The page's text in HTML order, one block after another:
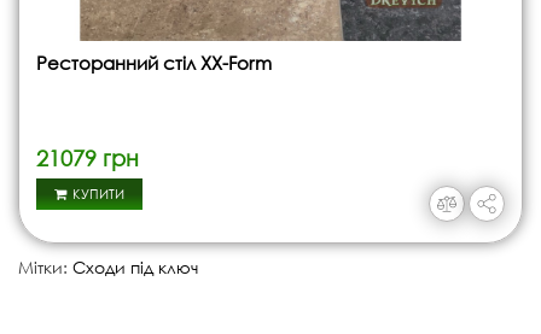
Ресторанний стіл XX-Form
21079 грн
КУПИТИ
Мітки: Сходи під ключ